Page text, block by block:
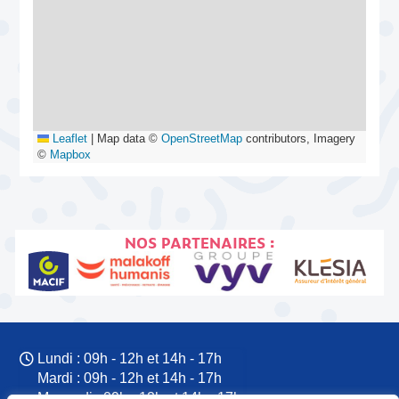
Leaflet | Map data ©OpenStreetMap contributors, Imagery
© Mapbox
NOS PARTENAIRES :
Lundi : 09h - 12h et 14h - 17h
Mardi : 09h - 12h et 14h - 17h